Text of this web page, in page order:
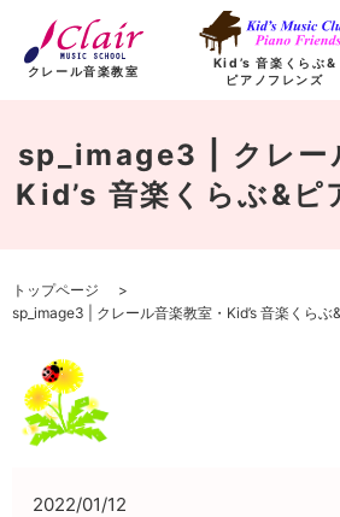
クレール音楽教室
Kid’s 音楽くらぶ&
ピアノフレンズ
sp_image3 | クレー
Kid’s 音楽くらぶ&ピ
トップページ
sp_image3 | クレール音楽教室・Kid’s 音楽くらぶ
2022/01/12